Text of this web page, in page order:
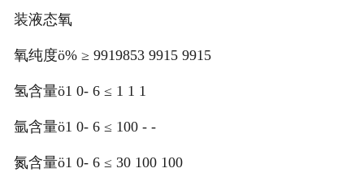
装液态氧
氧纯度ö% ≥ 9919853 9915 9915
氢含量ö1 0- 6 ≤ 1 1 1
氩含量ö1 0- 6 ≤ 100 - -
氮含量ö1 0- 6 ≤ 30 100 100